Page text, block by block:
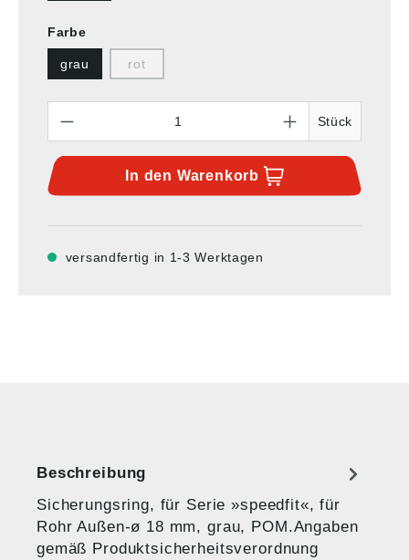
Farbe
grau rot
Stück
In den Warenkorb
versandfertig in 1-3 Werktagen
Beschreibung
Sicherungsring, für Serie »speedfit«, für
Rohr Außen-ø 18 mm, grau, POM.Angaben
gemäß Produktsicherheitsverordnung